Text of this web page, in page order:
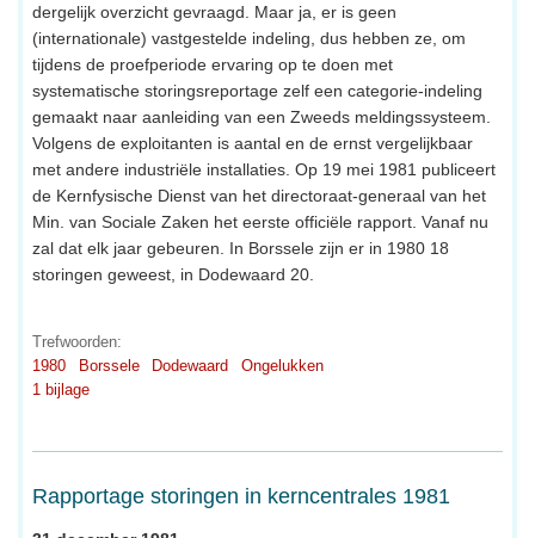
dergelijk overzicht gevraagd. Maar ja, er is geen
(internationale) vastgestelde indeling, dus hebben ze, om
tijdens de proefperiode ervaring op te doen met
systematische storingsreportage zelf een categorie-indeling
gemaakt naar aanleiding van een Zweeds meldingssysteem.
Volgens de exploitanten is aantal en de ernst vergelijkbaar
met andere industriële installaties. Op 19 mei 1981 publiceert
de Kernfysische Dienst van het directoraat-generaal van het
Min. van Sociale Zaken het eerste officiële rapport. Vanaf nu
zal dat elk jaar gebeuren. In Borssele zijn er in 1980 18
storingen geweest, in Dodewaard 20.
Trefwoorden:
1980
Borssele Dodewaard
Ongelukken
1 bijlage
Rapportage storingen in kerncentrales 1981